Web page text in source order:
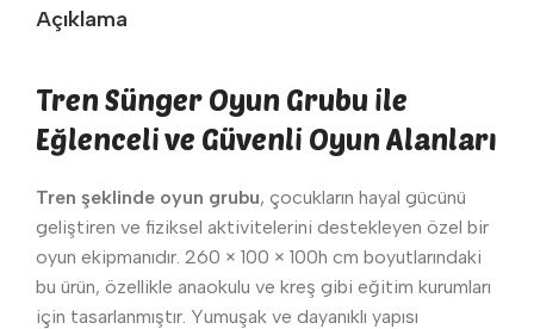
Açıklama
Tren Sünger Oyun Grubu ile
Eğlenceli ve Güvenli Oyun Alanları
Tren şeklinde oyun grubu, çocukların hayal gücünü
geliştiren ve fiziksel aktivitelerini destekleyen özel bir
oyun ekipmanıdır. 260 × 100 × 100h cm boyutlarındaki
bu ürün, özellikle anaokulu ve kreş gibi eğitim kurumları
için tasarlanmıştır. Yumuşak ve dayanıklı yapısı